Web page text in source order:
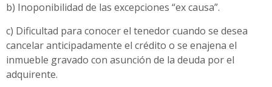
b) Inoponibilidad de las excepciones “ex causa”.
c) Dificultad para conocer el tenedor cuando se desea
cancelar anticipadamente el crédito o se enajena el
inmueble gravado con asunción de la deuda por el
adquirente.